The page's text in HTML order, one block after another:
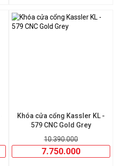
Khóa cửa cổng Kassler KL -
579 CNC Gold Grey
10.390.000
7.750.000